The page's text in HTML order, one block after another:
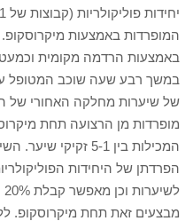
המופרדות באמצעות
באמצעות הרדמה מקומית
במשך רבע שעה שוכב המטופל
של שיערות מחלקה האחורי של
מופרדות מן הרצועה תחת
המכילות בין 5-1
הפרדתן של היחידות
מבצעים זאת תחת מיקרוסקופ.